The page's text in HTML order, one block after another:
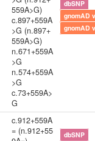
559A>G)
c.897+559A
>G (n.897+
559A>G)
n.671+559A
>G
n.574+559A
>G
c.73+559A>
G
dbSNP
gnomAD
gnomAD
c.912+559A
= (n.912+55
dbSNP